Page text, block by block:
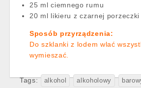
25 ml ciemnego rumu
20 ml likieru z czarnej porzeczki
Sposób przyrządzenia:
Do szklanki z lodem wlać
wymieszać.
Tags: alkohol alkoholowy